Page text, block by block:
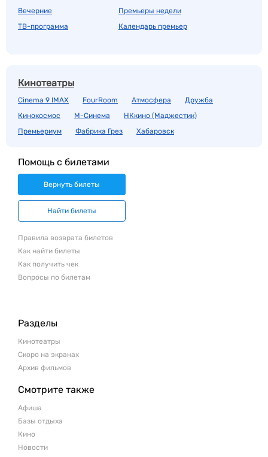
Вечерние
ТВ-программа
Премьеры недели
Календарь премьер
Кинотеатры
Cinema 9 IMAX FourRoom Атмосфера
Дружба
Кинокосмос
М-Синема
НКкино (Маджестик)
Премьериум
Фабрика Грез Хабаровск
Помощь с билетами
Вернуть билеты
Найти билеты
Правила возврата билетов
Как найти билеты
Как получить чек
Вопросы по билетам
Разделы
Кинотеатры
Скоро на экранах
Архив фильмов
Смотрите также
Афиша
Базы отдыха
Кино
Новости